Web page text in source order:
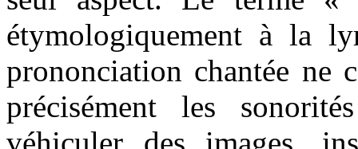
étymologiquement à la
prononciation chantée ne
précisément les